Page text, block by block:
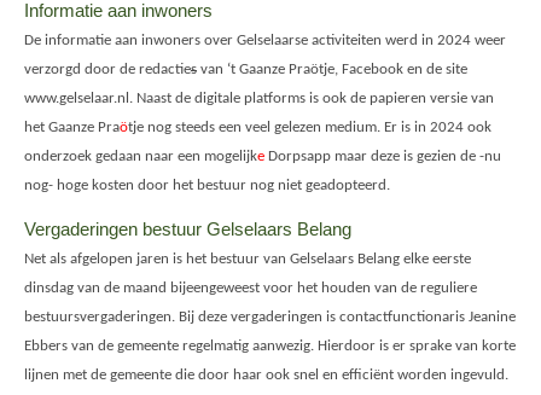
Informatie aan inwoners
De informatie aan inwoners over Gelselaarse activiteiten werd in 2024 weer
verzorgd door de redactiesvan ‘t Gaanze Praötje, Facebook en de site
www.gelselaar.nl. Naast de digitale platforms is ook de papieren versie van
het Gaanze Praötje nog steeds een veel gelezen medium. Er is in 2024 ook
onderzoek gedaan naar een mogelijkeDorpsapp maar deze is gezien de -nu
nog- hoge kosten door het bestuur nog niet geadopteerd.
Vergaderingen bestuur Gelselaars Belang
Net als afgelopen jaren is het bestuur van Gelselaars Belang elke eerste
dinsdag van de maand bijeengeweest voor het houden van de reguliere
bestuursvergaderingen. Bij deze vergaderingen is contactfunctionaris Jeanine
Ebbers van de gemeente regelmatig aanwezig. Hierdoor is er sprake van korte
lijnen met de gemeente die door haar ook snel en efficiënt worden ingevuld.